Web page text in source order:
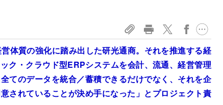
体質の強化に踏み出した研光通商。それを推進する経
ク・クラウド型ERPシステムを会計、流通、経営管理
てのデータを統合／蓄積できるだけでなく、それを企
されていることが決め手になった」とプロジェクト責